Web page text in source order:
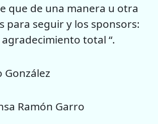
que de una manera u otra
para seguir y los sponsors:
total “.
González
Ramón Garro